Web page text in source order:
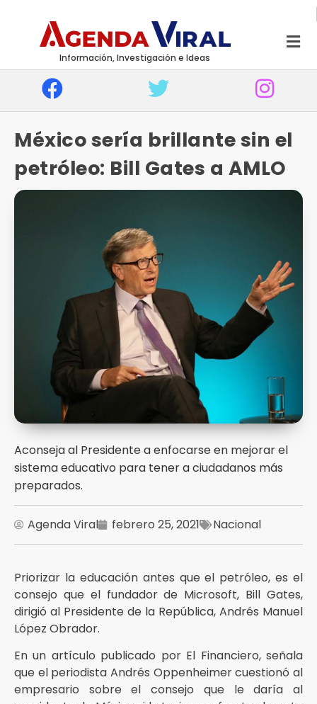
Información, Investigación e Ideas
México sería brillante sin el
petróleo: Bill Gates a AMLO
Aconseja al Presidente a enfocarse en mejorar el
sistema educativo para tener a ciudadanos más
preparados.
Agenda Viral febrero 25, 2021 Nacional
Priorizar la educación antes que el petróleo, es el
consejo que el fundador de Microsoft, Bill Gates,
dirigió al Presidente de la República, Andrés Manuel
López Obrador.
En un artículo publicado por El Financiero, señala
que el periodista Andrés Oppenheimer cuestionó al
empresario sobre el consejo que le daría al